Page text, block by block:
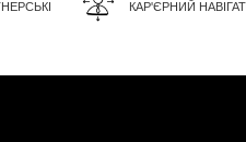
КАР'ЄРНИЙ